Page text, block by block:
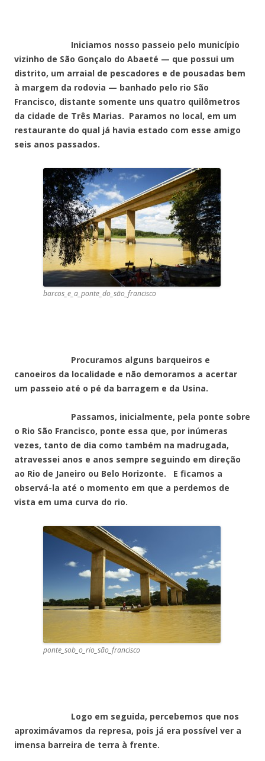
Iniciamos nosso passeio pelo município
vizinho de São Gonçalo do Abaeté — que possui um
distrito, um arraial de pescadores e de pousadas bem
à margem da rodovia — banhado pelo rio São
Francisco, distante somente uns quatro quilômetros
da cidade de Três Marias. Paramos no local, em um
restaurante do qual já havia estado com esse amigo
seis anos passados.
barcos_e_a_ponte_do_são_francisco
Procuramos alguns barqueiros e
canoeiros da localidade e não demoramos a acertar
um passeio até o pé da barragem e da Usina.
Passamos, inicialmente, pela ponte sobre
o Rio São Francisco, ponte essa que, por inúmeras
vezes, tanto de dia como também na madrugada,
atravessei anos e anos sempre seguindo em direção
ao Rio de Janeiro ou Belo Horizonte. E ficamos a
observá-la até o momento em que a perdemos de
vista em uma curva do rio.
ponte_sob_o_rio_são_francisco
Logo em seguida, percebemos que nos
aproximávamos da represa, pois já era possível ver a
imensa barreira de terra à frente.